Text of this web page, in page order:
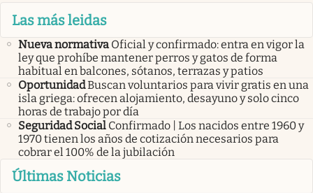
Las más leidas
Nueva normativa Oficial y confirmado: entra en vigor la
ley que prohíbe mantener perros y gatos de forma
habitual en balcones, sótanos, terrazas y patios
OportunidadBuscan voluntarios para vivir gratis en una
isla griega: ofrecen alojamiento, desayuno y solo cinco
horas de trabajo por día
Seguridad Social Confirmado | Los nacidos entre 1960 y
1970 tienen los años de cotización necesarios para
cobrar el 100% de la jubilación
Últimas Noticias